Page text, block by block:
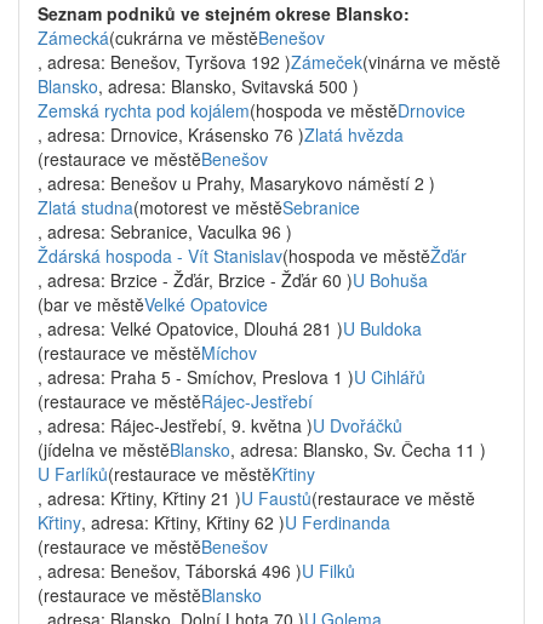
Seznam podniků ve stejném okrese Blansko:
Zámecká(cukrárna ve městěBenešov
, adresa: Benešov, Tyršova 192 )Zámeček(vinárna ve městě
Blansko, adresa: Blansko, Svitavská 500 )
Zemská rychta pod kojálem(hospoda ve městěDrnovice
, adresa: Drnovice, Krásensko 76 )Zlatá hvězda
(restaurace ve městěBenešov
, adresa: Benešov u Prahy, Masarykovo náměstí 2 )
Zlatá studna(motorest ve městěSebranice
, adresa: Sebranice, Vaculka 96 )
Ždárská hospoda - Vít Stanislav(hospoda ve městěŽďár
, adresa: Brzice - Žďár, Brzice - Žďár 60 )U Bohuša
(bar ve městěVelké Opatovice
, adresa: Velké Opatovice, Dlouhá 281 )U Buldoka
(restaurace ve městěMíchov
, adresa: Praha 5 - Smíchov, Preslova 1 )U Cihlářů
(restaurace ve městěRájec-Jestřebí
, adresa: Rájec-Jestřebí, 9. května )U Dvořáčků
(jídelna ve městěBlansko, adresa: Blansko, Sv. Čecha 11 )
U Farlíků(restaurace ve městěKřtiny
, adresa: Křtiny, Křtiny 21 )U Faustů(restaurace ve městě
Křtiny, adresa: Křtiny, Křtiny 62 )U Ferdinanda
(restaurace ve městěBenešov
, adresa: Benešov, Táborská 496 )U Filků
(restaurace ve městěBlansko
, adresa: Blansko, Dolní Lhota 70 )U Golema